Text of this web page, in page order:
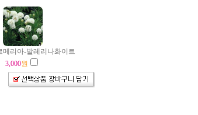
메리아-발레리나화이트
3,000원